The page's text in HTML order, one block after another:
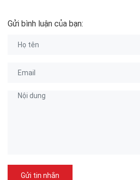
Gửi bình luận của bạn:
Gửi tin nhắn